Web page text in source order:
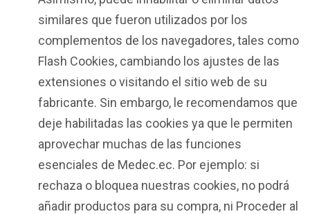
similares que fueron utilizados por los
complementos de los navegadores, tales como
Flash Cookies, cambiando los ajustes de las
extensiones o visitando el sitio web de su
fabricante. Sin embargo, le recomendamos que
deje habilitadas las cookies ya que le permiten
aprovechar muchas de las funciones
esenciales de Medec.ec. Por ejemplo: si
rechaza o bloquea nuestras cookies, no podrá
añadir productos para su compra, ni Proceder al